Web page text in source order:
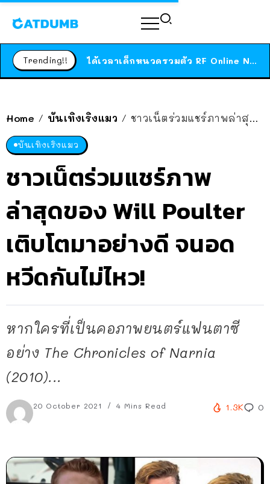
Trending!! ได้เวลาเด็กหนวดรวมตัว RF Online Next เปิดให้เล่นแล้ว เกม Sci-Fi MMORPG ระดับตำนาน เล่นได้ทั้งมือถือและ PC
Home / บันเทิงเริงแมว / ชาวเน็ตร่วมแชร์ภาพล่าสุดของ Will Poulter เติบโตมาอย่างดี จนอดหวีดกันไม่ไหว!
บันเทิงเริงแมว
ชาวเน็ตร่วมแชร์ภาพ
ล่าสุดของ Will Poulter
เติบโตมาอย่างดี จนอด
หวีดกันไม่ไหว!
หากใครที่เป็นคอภาพยนตร์แฟนตาซี
อย่าง The Chronicles of Narnia
(2010)...
20 October 2021 4 Mins Read 1.3K 0